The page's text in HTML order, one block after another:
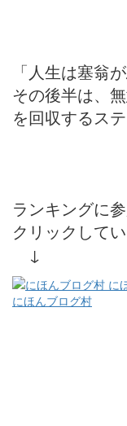
「人生は塞翁
その後半は、
を回収するス
ランキングに
クリックして
↓
にほんブログ村